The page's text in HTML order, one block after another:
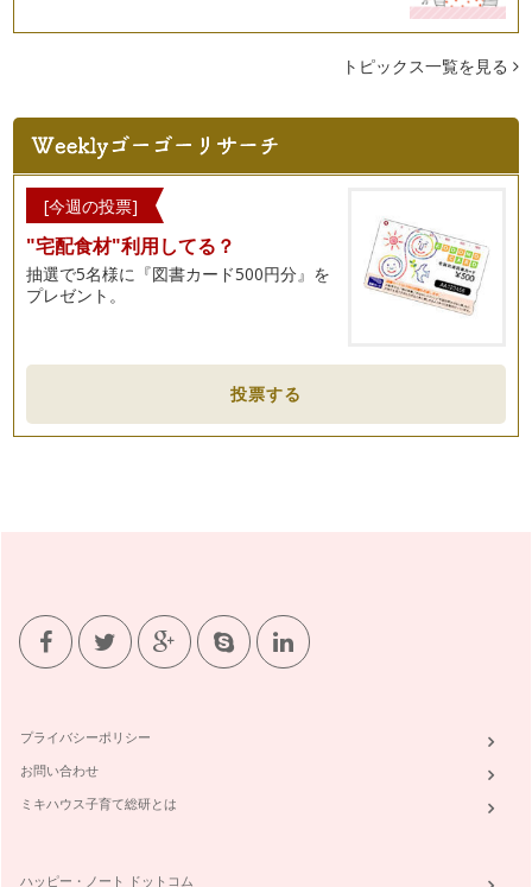
トピックス一覧を見る
[今週の投票]
"宅配食材"利用してる？
抽選で5名様に『図書カード500円分』を
プレゼント。
投票する
プライバシーポリシー
お問い合わせ
ミキハウス子育て総研とは
ハッピー・ノート ドットコム